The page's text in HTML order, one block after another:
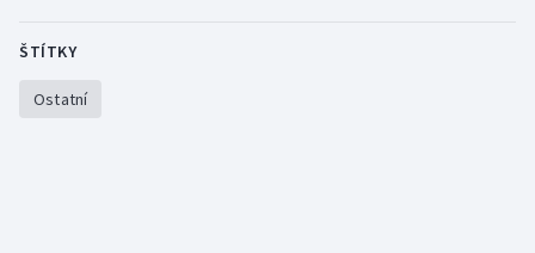
ŠTÍTKY
Ostatní